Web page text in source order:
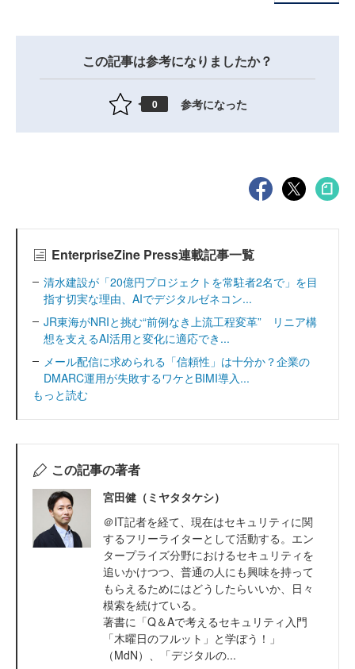
この記事は参考になりましたか？
0 参考になった
EnterpriseZine Press連載記事一覧
清水建設が「20億円プロジェクトを常駐者2名で」を目
指す切実な理由、AIでデジタルゼネコン...
JR東海がNRIと挑む“前例なき上流工程変革” リニア構
想を支えるAI活用と変化に適応でき...
メール配信に求められる「信頼性」は十分か？企業の
DMARC運用が失敗するワケとBIMI導入...
もっと読む
この記事の著者
宮田健（ミヤタタケシ）
＠IT記者を経て、現在はセキュリティに関
するフリーライターとして活動する。エン
タープライズ分野におけるセキュリティを
追いかけつつ、普通の人にも興味を持って
もらえるためにはどうしたらいいか、日々
模索を続けている。
著書に「Q＆Aで考えるセキュリティ入門
「木曜日のフルット」と学ぼう！」
（MdN）、「デジタルの...